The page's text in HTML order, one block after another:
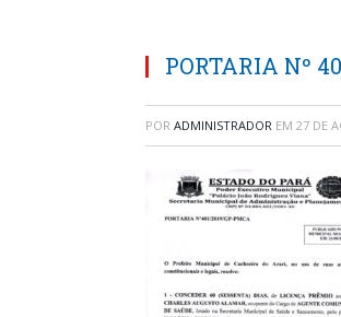
PORTARIA Nº
POR ADMINISTRADOR EM 27 DE